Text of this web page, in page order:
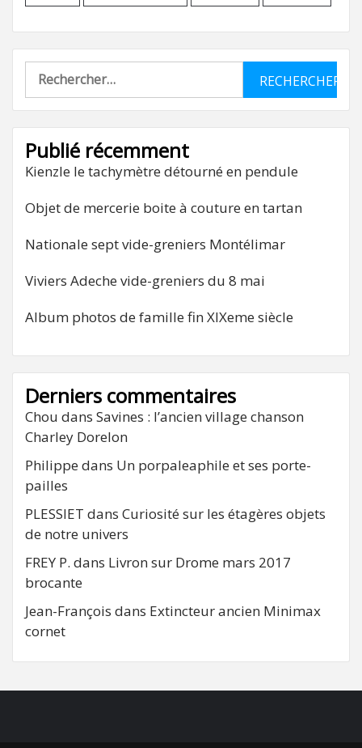
Rechercher :
Publié récemment
Kienzle le tachymètre détourné en pendule
Objet de mercerie boite à couture en tartan
Nationale sept vide-greniers Montélimar
Viviers Adeche vide-greniers du 8 mai
Album photos de famille fin XIXeme siècle
Derniers commentaires
Chou dans Savines : l’ancien village chanson
Charley Dorelon
Philippe dans Un porpaleaphile et ses porte-
pailles
PLESSIET dans Curiosité sur les étagères objets
de notre univers
FREY P. dans Livron sur Drome mars 2017
brocante
Jean-François dans Extincteur ancien Minimax
cornet